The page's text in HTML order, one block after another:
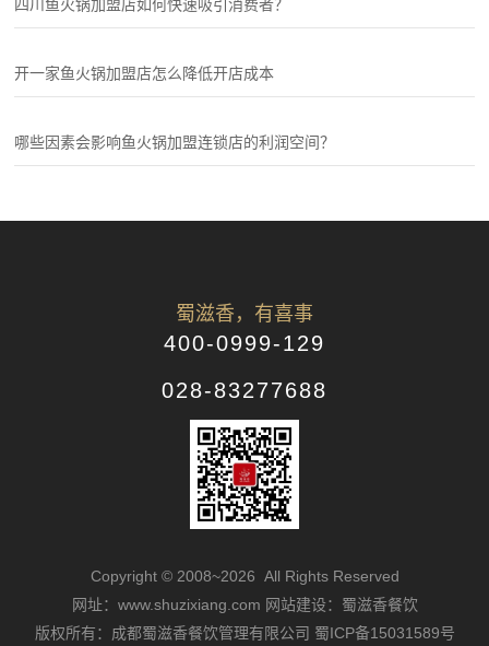
四川鱼火锅加盟店如何快速吸引消费者？
开一家鱼火锅加盟店怎么降低开店成本
哪些因素会影响鱼火锅加盟连锁店的利润空间？
蜀滋香，有喜事
400-0999-129
028-83277688
Copyright © 2008~2026 All Rights Reserved
网址：www.shuzixiang.com 网站建设：蜀滋香餐饮
版权所有：成都蜀滋香餐饮管理有限公司 蜀ICP备15031589号